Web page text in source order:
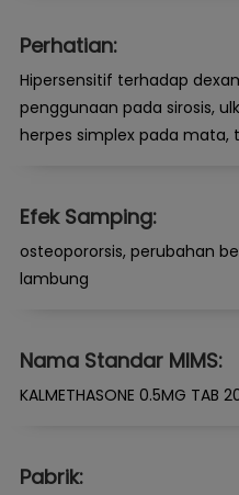
Perhatian:
Hipersensitif terhadap
penggunaan pada sirosis,
herpes simplex pada mata,
Efek Samping:
osteopororsis, perubahan
lambung
Nama Standar MIMS:
KALMETHASONE 0.5MG TAB
Pabrik: